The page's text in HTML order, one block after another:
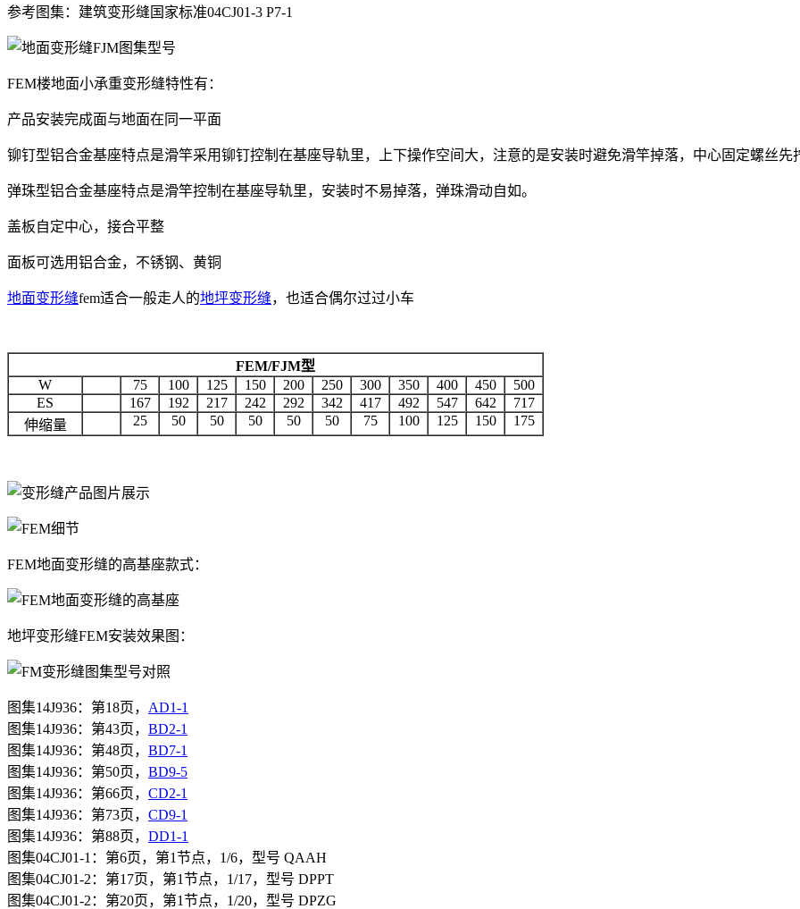
参考图集：建筑变形缝国家标准04CJ01-3 P7-1
FEM楼地面小承重变形缝特性有：
产品安装完成面与地面在同一平面
铆钉型铝合金基座特点是滑竿采用铆钉控制在基座导轨里，上下操作空间大，注意的是安装时避免滑竿掉落，中心固定螺丝先
弹珠型铝合金基座特点是滑竿控制在基座导轨里，安装时不易掉落，弹珠滑动自如。
盖板自定中心，接合平整
面板可选用铝合金，不锈钢、黄铜
地面变形缝fem适合一般走人的地坪变形缝，也适合偶尔过过小车
FEM/FJM型
W
75 100 125 150 200 250 300 350 400 450
500
ES
167 192 217 242 292 342 417 492 547 642
717
伸缩量
25 50 50 50 50 50 75 100 125 150 175
FEM地面变形缝的高基座款式：
地坪变形缝FEM安装效果图：
图集14J936：第18页， AD1-1
图集14J936：第43页， BD2-1
图集14J936：第48页， BD7-1
图集14J936：第50页， BD9-5
图集14J936：第66页， CD2-1
图集14J936：第73页， CD9-1
图集14J936：第88页， DD1-1
图集04CJ01-1：第6页，第1节点，1/6，型号 QAAH
图集04CJ01-2：第17页，第1节点，1/17，型号 DPPT
图集04CJ01-2：第20页，第1节点，1/20，型号 DPZG